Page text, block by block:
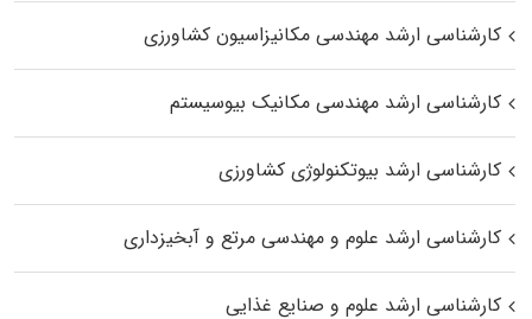
کارشناسی ارشد مهندسی مکانیزاسیون کشاورزی
کارشناسی ارشد مهندسی مکانیک بیوسیستم
کارشناسی ارشد بیوتکنولوژی کشاورزی
کارشناسی ارشد علوم و مهندسی مرتع و آبخیزداری
کارشناسی ارشد علوم و صنایع غذایی